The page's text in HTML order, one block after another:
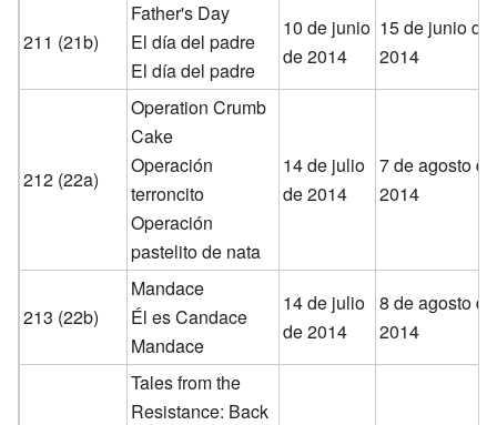
211 (21b)
Father's Day
El día del padre
El día del padre
10 de junio
de 2014
15 de junio de
2014
212 (22a)
Operation Crumb
Cake
Operación
terroncito
Operación
pastelito de nata
14 de julio
de 2014
7 de agosto de
2014
213 (22b)
Mandace
Él es Candace
Mandace
14 de julio
de 2014
8 de agosto de
2014
Tales from the
Resistance: Back